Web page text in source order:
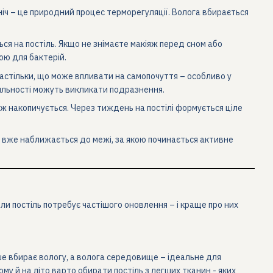
– це природний процес терморегуляції. Волога вбирається
на постіль. Якщо не знімаєте макіяж перед сном або
для бактерій.
що може впливати на самопочуття – особливо у
можуть викликати подразнення.
Через тиждень на постілі формується ціле
вже наближається до межі, за якою починається активне
постіль потребує частішого оновлення – і краще про них
вбирає вологу, а волога середовище – ідеальне для